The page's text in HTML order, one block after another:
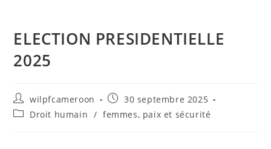
ELECTION PRESIDENTIELLE
2025
wilpfcameroon
30 septembre 2025
Droit humain / femmes, paix et sécurité